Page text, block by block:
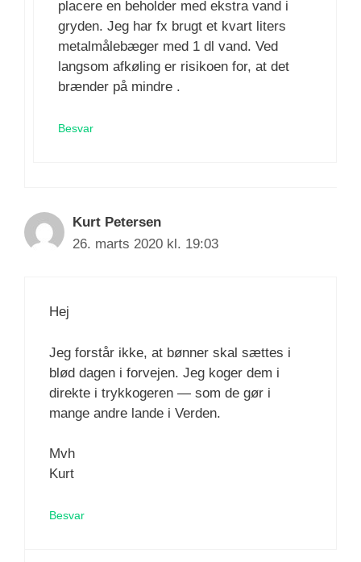
placere en beholder med ekstra vand i
gryden. Jeg har fx brugt et kvart liters
metalmålebæger med 1 dl vand. Ved
langsom afkøling er risikoen for, at det
brænder på mindre .
Besvar
Kurt Petersen
26. marts 2020 kl. 19:03
Hej
Jeg forstår ikke, at bønner skal sættes i
blød dagen i forvejen. Jeg koger dem i
direkte i trykkogeren — som de gør i
mange andre lande i Verden.
Mvh
Kurt
Besvar